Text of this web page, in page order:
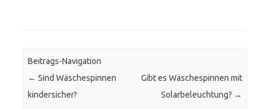
Beitrags-Navigation
← Sind Wäschespinnen
kindersicher?
Gibt es Wäschespinnen mit
Solarbeleuchtung? →